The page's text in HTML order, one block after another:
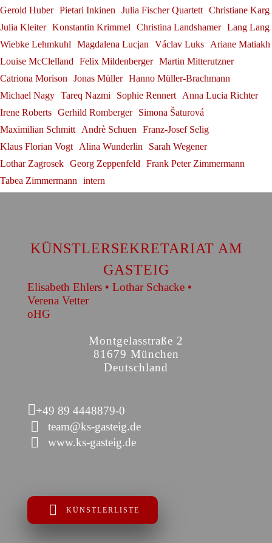
Gerold Huber Pietari Inkinen Julia Fischer Quartett Christiane Karg
Julia Kleiter Konstantin Krimmel Christina Landshamer Lang Lang
Wiebke Lehmkuhl
Magdalena Lucjan Václav Luks
Ariane Matiakh
Louise McClelland
Felix Mildenberger Martin Mitterutzner
Catriona Morison
Jonas Müller Hanno Müller-Brachmann
Michael Nagy Tareq Nazmi Sophie Rennert
Anna Lucia Richter
Irene Roberts Gerhild Romberger
Simona Šaturová
Maximilian Schmitt
Andrè Schuen
Franz-Josef Selig
Klaus Florian Vogt
Alina Wunderlin
Sarah Wegener
Lothar Zagrosek Georg Zeppenfeld
Frank Peter Zimmermann
Tabea Zimmermann
intern
KÜNSTLERSEKRETARIAT AM
GASTEIG
Elisabeth Ehlers • Lothar Schacke •
Verena Vetter
oHG
Montgelasstraße 2
81679 München
Deutschland
+49 89 4448879-0
team@ks-gasteig.de
www.ks-gasteig.de
KÜNSTLERLISTE